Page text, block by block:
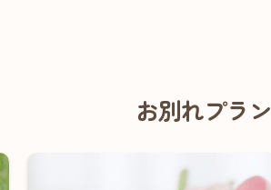
お別れプラン